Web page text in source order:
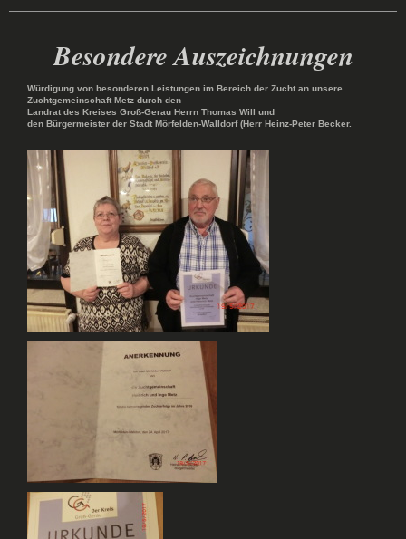
Besondere Auszeichnungen
Würdigung von besonderen Leistungen im Bereich der Zucht an unsere
Zuchtgemeinschaft Metz durch den
Landrat des Kreises Groß-Gerau Herrn Thomas Will und
den Bürgermeister der Stadt Mörfelden-Walldorf (Herr Heinz-Peter Becker.